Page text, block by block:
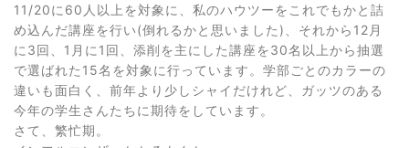
11/20に60人以上を対象に、私のハウツーをこれでもかと詰
め込んだ講座を行い(倒れるかと思いました)、それから12月
に3回、1月に1回、添削を主にした講座を30名以上から抽選
で選ばれた15名を対象に行っています。学部ごとのカラーの
違いも面白く、前年より少しシャイだけれど、ガッツのある
今年の学生さんたちに期待をしています。
さて、繁忙期。